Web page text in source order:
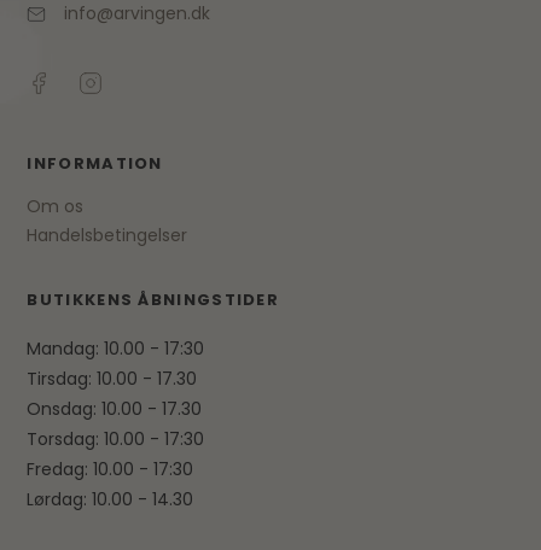
info@arvingen.dk
INFORMATION
Om os
Handelsbetingelser
BUTIKKENS ÅBNINGSTIDER
Mandag: 10.00 - 17:30
Tirsdag: 10.00 - 17.30
Onsdag: 10.00 - 17.30
Torsdag: 10.00 - 17:30
Fredag: 10.00 - 17:30
Lørdag: 10.00 - 14.30